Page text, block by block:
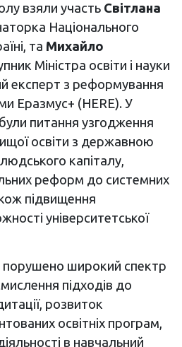
взяли участь Світлана
Національного
та Михайло
Міністра освіти і науки
експерт з реформування
Еразмус+ (HERE). У
питання узгодження
освіти з державною
капіталу,
реформ до системних
підвищення
університетської
порушено широкий спектр
підходів до
розвиток
освітніх програм,
в навчальний